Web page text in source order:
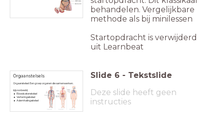
behandelen. Vergelijkbare
methode als bij minilessen
Startopdracht is verwijderd
uit Learnbeat
Orgaanstelsels
Orgaanstelsel: Een groep organen die samenwerken.
bijvoorbeeld;
Bloedvatenstelsel
Verteringsstelsel
Ademhalingsstelsel
Slide 6 - Tekstslide
Deze slide heeft geen
instructies